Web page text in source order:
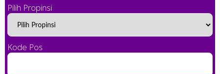
Pilih Propinsi
Kode Pos